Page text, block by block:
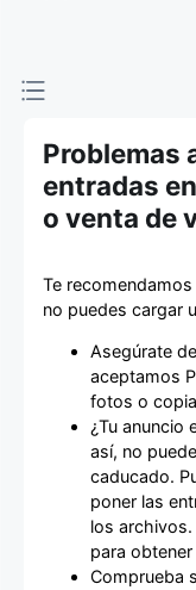
Problemas
entradas
o venta de
Te
no puedes cargar
Asegúrate
aceptamos
fotos o
¿Tu anuncio
así, no
caducado.
poner las
los archivos.
para obtener
Comprueba